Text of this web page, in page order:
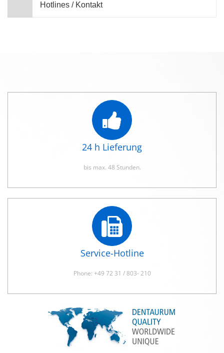
Hotlines / Kontakt
24 h Lieferung
bis max. 48 Stunden.
Service-Hotline
Phone: +49 72 31 / 803- 210